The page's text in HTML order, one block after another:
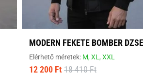
MODERN FEKETE BOMBER
Elérhető méretek: M,XL,XXL
12 200 Ft 18 410 Ft